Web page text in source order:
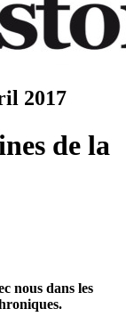
2017
de la
nous dans les